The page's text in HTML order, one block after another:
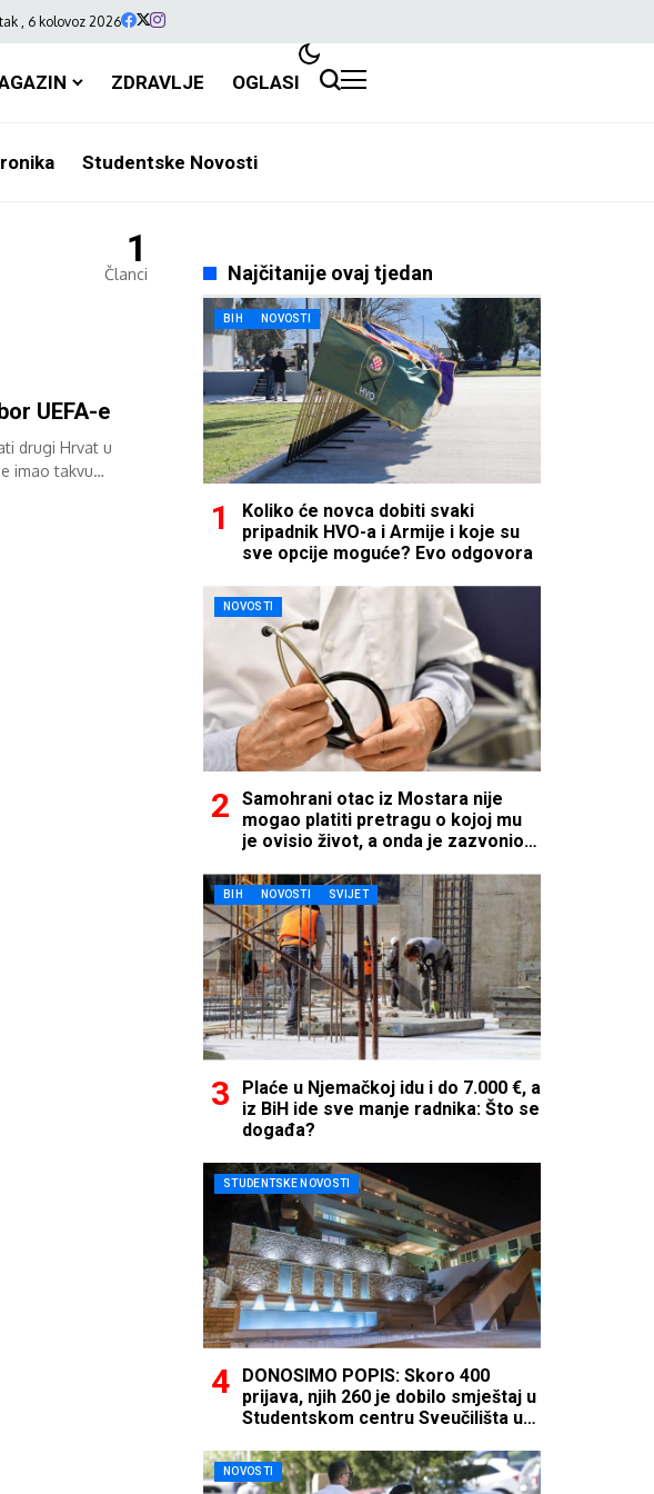
, 6 kolovoz 2026
ZDRAVLJE OGLASI
Studentske Novosti
1
Članci
UEFA-e
drugi Hrvat u
imao takvu
Najčitanije ovaj tjedan
BIH NOVOSTI
Koliko će novca dobiti svaki
pripadnik HVO-a i Armije i koje su
sve opcije moguće? Evo odgovora
NOVOSTI
Samohrani otac iz Mostara nije
mogao platiti pretragu o kojoj mu
je ovisio život, a onda je zazvonio
BIH NOVOSTI SVIJET
Plaće u Njemačkoj idu i do 7.000 €, a
iz BiH ide sve manje radnika: Što se
događa?
STUDENTSKE NOVOSTI
DONOSIMO POPIS: Skoro 400
prijava, njih 260 je dobilo smještaj u
Studentskom centru Sveučilišta u
NOVOSTI